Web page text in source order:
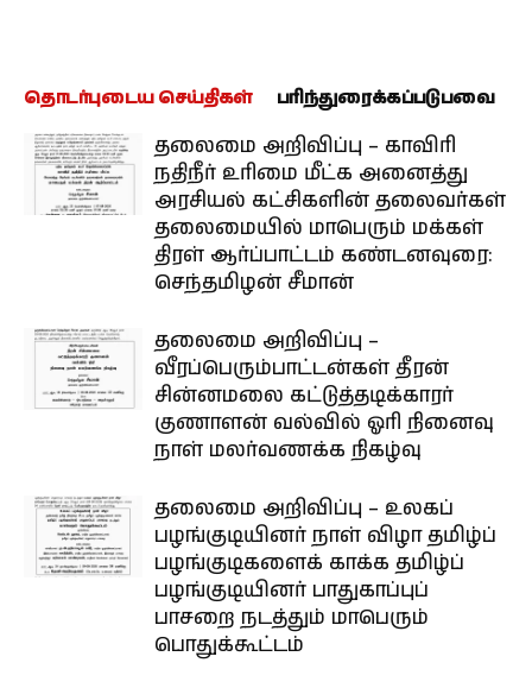
தொடர்புடைய செய்திகள் பரிந்துரைக்கப்படுபவை
தலைமை அறிவிப்பு – காவிரி
நதிநீர் உரிமை மீட்க அனைத்து
அரசியல் கட்சிகளின் தலைவர்கள்
தலைமையில் மாபெரும் மக்கள்
திரள் ஆர்ப்பாட்டம் கண்டனவுரை:
செந்தமிழன் சீமான்
தலைமை அறிவிப்பு –
வீரப்பெரும்பாட்டன்கள் தீரன்
சின்னமலை கட்டுத்தடிக்காரர்
குணாளன் வல்வில் ஓரி நினைவு
நாள் மலர்வணக்க நிகழ்வு
தலைமை அறிவிப்பு – உலகப்
பழங்குடியினர் நாள் விழா தமிழ்ப்
பழங்குடிகளைக் காக்க தமிழ்ப்
பழங்குடியினர் பாதுகாப்புப்
பாசறை நடத்தும் மாபெரும்
பொதுக்கூட்டம்